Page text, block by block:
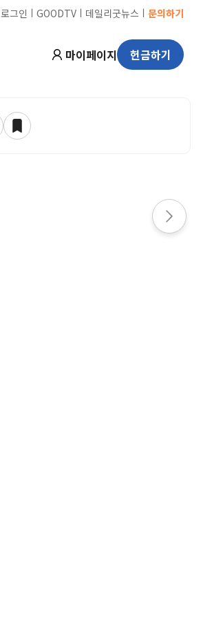
로그인 ㅣ GOODTV ㅣ 데일리굿뉴스 ㅣ 문의하기
마이페이지 헌금하기